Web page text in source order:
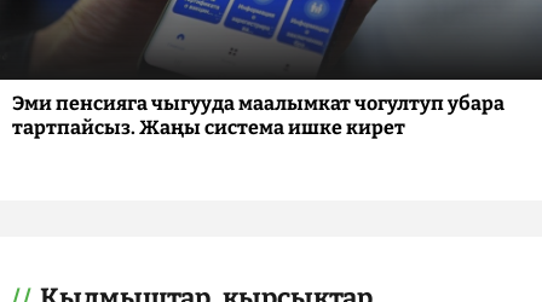
Эми пенсияга чыгууда маалымкат чогултуп убара
тартпайсыз. Жаңы система ишке кирет